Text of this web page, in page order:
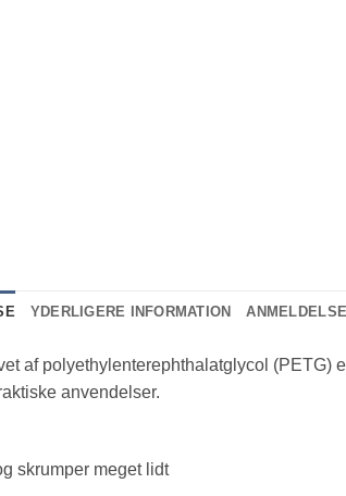
YDERLIGERE INFORMATION
af polyethylenterephthalatglycol (PETG)
anvendelser.
skrumper meget lidt